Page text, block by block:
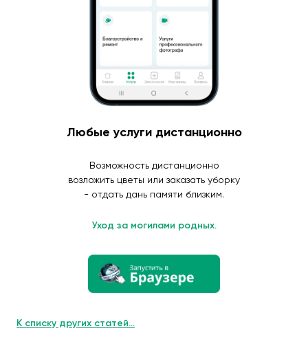
Любые услуги дистанционно
Возможность дистанционно
возложить цветы или заказать уборку
- отдать дань памяти близким.
Уход за могилами родных.
К списку других статей...